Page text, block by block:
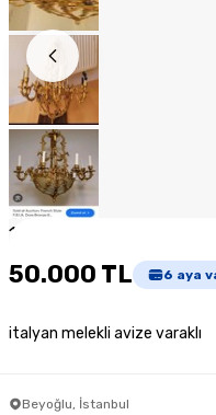
1
50.000 TL 6 aya
italyan melekli avize varaklı
Beyoğlu, İstanbul